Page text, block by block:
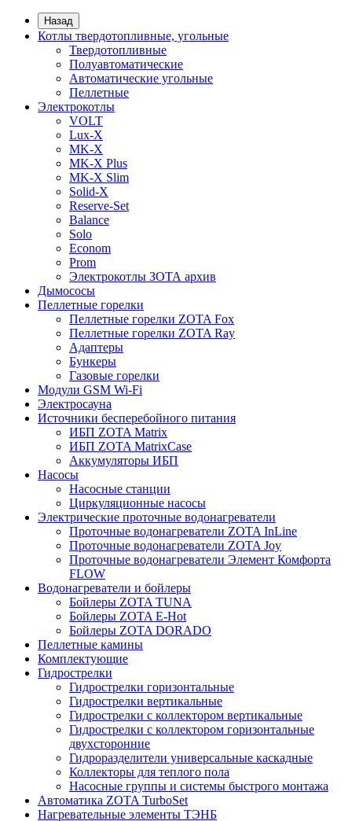
Назад
Котлы твердотопливные, угольные
Твердотопливные
Полуавтоматические
Автоматические угольные
Пеллетные
Электрокотлы
VOLT
Lux-X
MK-X
MK-X Plus
MK-X Slim
Solid-X
Reserve-Set
Balance
Solo
Econom
Prom
Электрокотлы ЗОТА архив
Дымососы
Пеллетные горелки
Пеллетные горелки ZOTA Fox
Пеллетные горелки ZOTA Ray
Адаптеры
Бункеры
Газовые горелки
Модули GSM Wi-Fi
Электросауна
Источники бесперебойного питания
ИБП ZOTA Matrix
ИБП ZOTA MatrixCase
Аккумуляторы ИБП
Насосы
Насосные станции
Циркуляционные насосы
Электрические проточные водонагреватели
Проточные водонагреватели ZOTA InLine
Проточные водонагреватели ZOTA Joy
Проточные водонагреватели Элемент Комфорта
FLOW
Водонагреватели и бойлеры
Бойлеры ZOTA TUNA
Бойлеры ZOTA E-Hot
Бойлеры ZOTA DORADO
Пеллетные камины
Комплектующие
Гидрострелки
Гидрострелки горизонтальные
Гидрострелки вертикальные
Гидрострелки с коллектором вертикальные
Гидрострелки с коллектором горизонтальные
двухсторонние
Гидроразделители универсальные каскадные
Коллекторы для теплого пола
Насосные группы и системы быстрого монтажа
Автоматика ZOTA TurboSet
Нагревательные элементы ТЭНБ